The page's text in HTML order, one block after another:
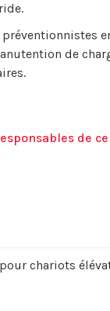
de
de
chariots